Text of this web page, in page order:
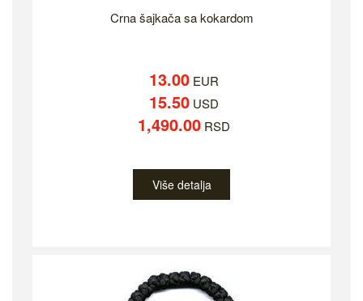
Crna šajkača sa kokardom
13.00EUR
15.50USD
1,490.00RSD
Više detalja